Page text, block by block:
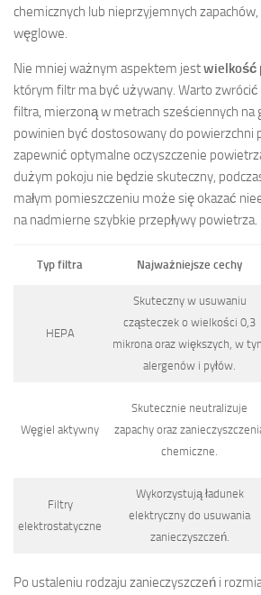
chemicznych lub nieprzyjemnych
węglowe.
Nie mniej ważnym aspektem jestwielkość
którym filtr ma być używany. Warto
filtra, mierzoną w metrach sześciennych na
powinien być dostosowany do powierzchni
zapewnić optymalne oczyszczenie
dużym pokoju nie będzie skuteczny,
małym pomieszczeniu może się okazać
na nadmierne szybkie przepływy powietrza.
Typ filtra Najważniejsze cechy
HEPA
Skuteczny w usuwaniu
cząsteczek o wielkości 0,3
mikrona oraz większych, w
alergenów i pyłów.
Węgiel aktywny
Skutecznie neutralizuje
zapachy oraz
chemiczne.
Filtry
elektrostatyczne
Wykorzystują ładunek
elektryczny do usuwania
zanieczyszczeń.
Po ustaleniu rodzaju zanieczyszczeń i